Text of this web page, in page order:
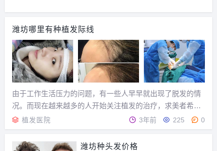
潍坊哪里有种植发际线
由于工作生活压力的问题，有一些人早早就出现了脱发的情
况。而现在越来越多的人开始关注植发的治疗，求美者希望
通过这种方法能够解决毛发的问题。那么怎么样植发效果好
呢？此问题是大家所关心的，因为每个想要做植发的人都想
得到好的治疗效果，那么我们应该如何选择植发医院呢...
植发医院 3年前 225 0
潍坊种头发价格